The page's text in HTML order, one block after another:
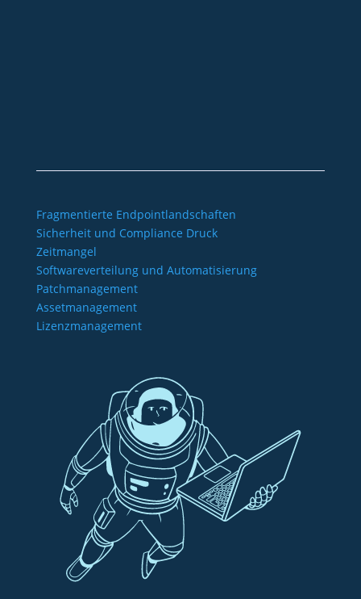
Fragmentierte Endpointlandschaften
Sicherheit und Compliance Druck
Zeitmangel
Softwareverteilung und Automatisierung
Patchmanagement
Assetmanagement
Lizenzmanagement